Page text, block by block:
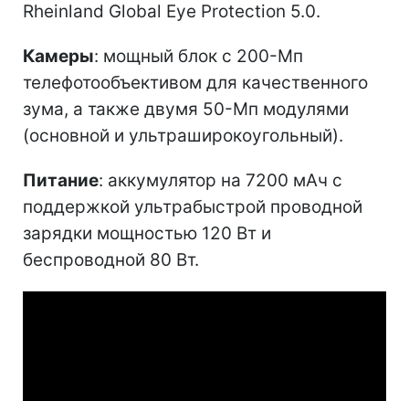
Rheinland Global Eye Protection 5.0.
Камеры: мощный блок с 200-Мп
телефотообъективом для качественного
зума, а также двумя 50-Мп модулями
(основной и ультраширокоугольный).
Питание: аккумулятор на 7200 мАч с
поддержкой ультрабыстрой проводной
зарядки мощностью 120 Вт и
беспроводной 80 Вт.